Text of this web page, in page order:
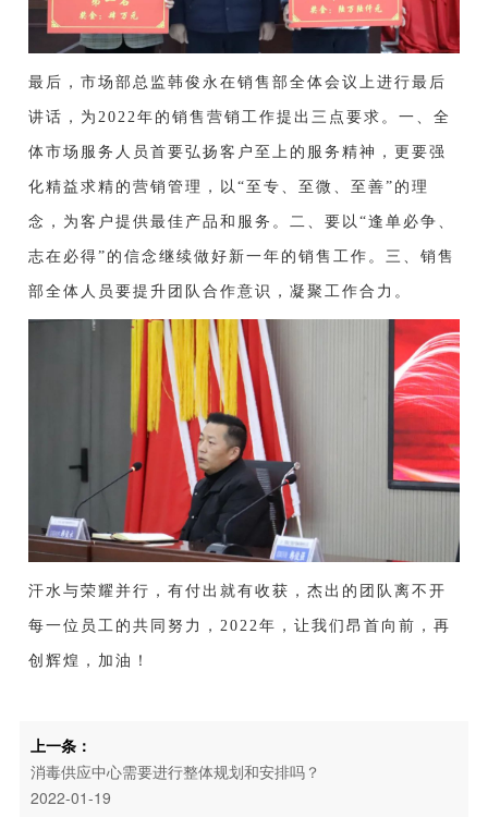
最后 ， 市场部总监韩俊永在销售部全体会议上进行最后
讲话，为2022年的销售营销工作提出三点要求。 一、全
体市场服务人员首要弘扬客户至上的服务精神，更要强
化精益求精的营销管理，以“至专、至微、至善”的理
念，为客户提供最佳产品和服务。 二、要以“逢单必争、
志在必得”的信念继续做好新一年的销售工作。 三、销售
部全体人员要提升团队合作意识，凝聚工作合力。
汗水与荣耀并行，有付出就有收获， 杰出的团队离不开
每一位员工的共同努力， 2022年，让我们昂首向前，再
创辉煌，加油！
上一条：
消毒供应中心需要进行整体规划和安排吗？
2022-01-19